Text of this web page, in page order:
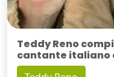
Teddy Reno
cantante italiano